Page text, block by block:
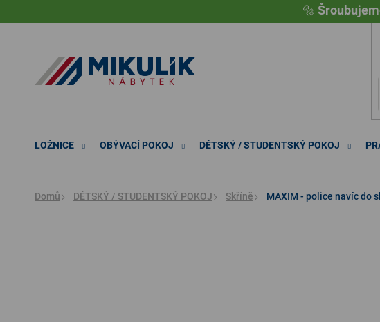
na
🔩
LOŽNICE OBÝVACÍ POKOJ DĚTSKÝ / STUDENTSKÝ POKOJ
Domů DĚTSKÝ / STUDENTSKÝ POKOJ Skříně MAXIM - police navíc do